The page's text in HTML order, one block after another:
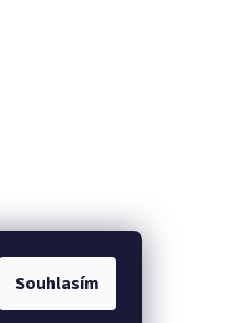
Souhlasím